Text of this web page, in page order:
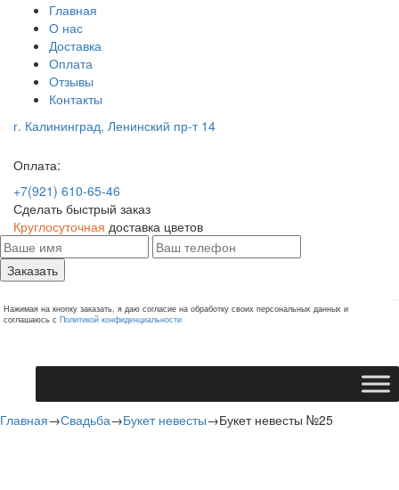
Главная
О нас
Доставка
Оплата
Отзывы
Контакты
г. Калининград, Ленинский пр-т 14
Оплата:
+7(921) 610-65-46
Сделать быстрый заказ
Круглосуточная доставка цветов
Заказать
Нажимая на кнопку заказать, я даю согласие на обработку своих персональных данных и
соглашаюсь с Политикой конфиденциальности
Главная→Свадьба→Букет невесты→Букет невесты №25